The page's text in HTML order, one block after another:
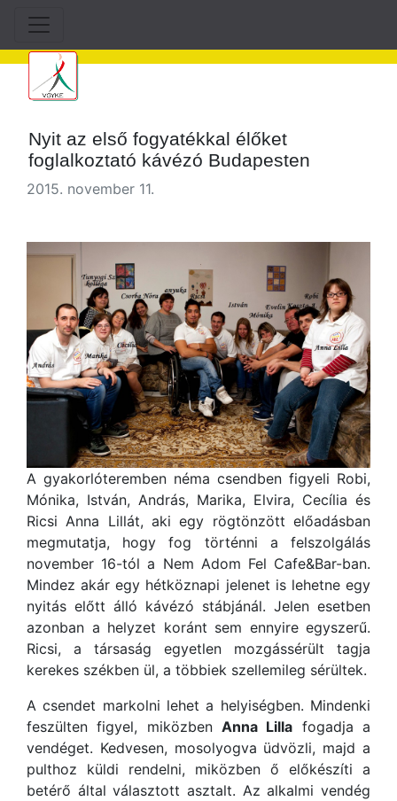
Nyit az első fogyatékkal élőket
foglalkoztató kávézó Budapesten
2015. november 11.
A gyakorlóteremben néma csendben figyeli Robi,
Mónika, István, András, Marika, Elvira, Cecília és
Ricsi Anna Lillát, aki egy rögtönzött előadásban
megmutatja, hogy fog történni a felszolgálás
november 16-tól a Nem Adom Fel Cafe&Bar-ban.
Mindez akár egy hétköznapi jelenet is lehetne egy
nyitás előtt álló kávézó stábjánál. Jelen esetben
azonban a helyzet koránt sem ennyire egyszerű.
Ricsi, a társaság egyetlen mozgássérült tagja
kerekes székben ül, a többiek szellemileg sérültek.
A csendet markolni lehet a helyiségben. Mindenki
feszülten figyel, miközben Anna Lilla fogadja a
vendéget. Kedvesen, mosolyogva üdvözli, majd a
pulthoz küldi rendelni, miközben ő előkészíti a
betérő által választott asztalt. Az alkalmi vendég